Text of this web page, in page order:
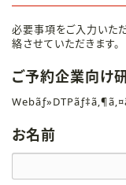
必要事項をご入力いた
絡させていただきます。
ご予約企業向け
お名前